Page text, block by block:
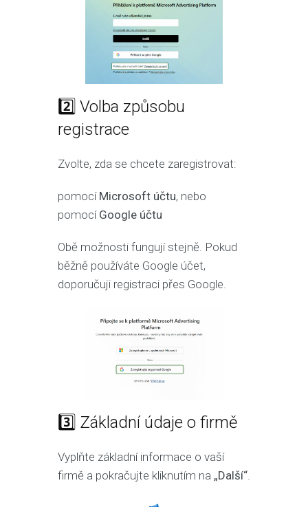
2️⃣ Volba způsobu
registrace
Zvolte, zda se chcete zaregistrovat:
pomocí Microsoft účtu, nebo
pomocí Google účtu
Obě možnosti fungují stejně. Pokud
běžně používáte Google účet,
doporučuji registraci přes Google.
3️⃣ Základní údaje o firmě
Vyplňte základní informace o vaší
firmě a pokračujte kliknutím na „Další“